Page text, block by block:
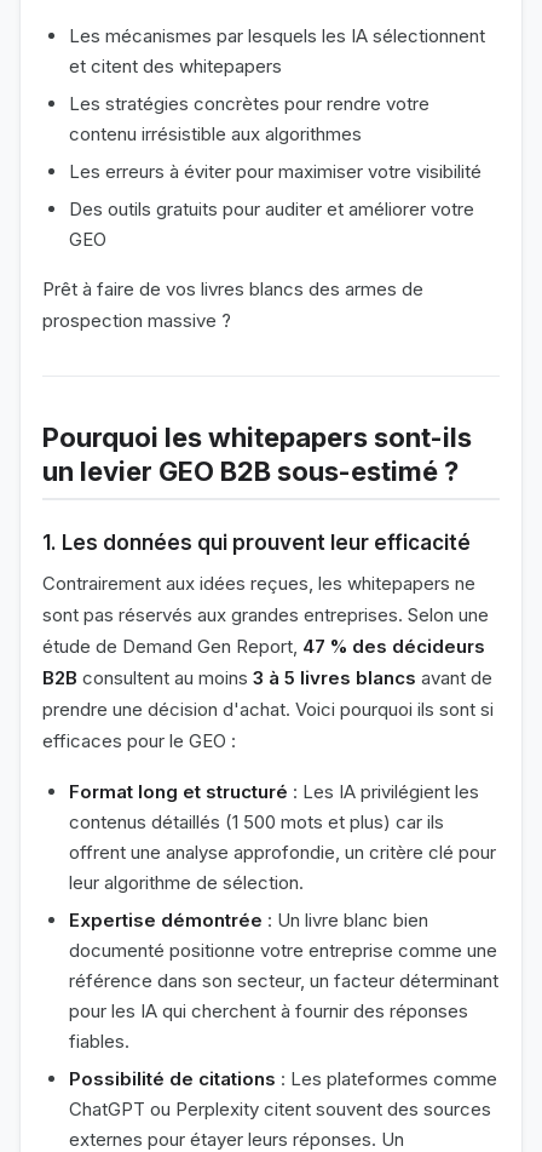
Les mécanismes par lesquels les IA sélectionnent
et citent des whitepapers
Les stratégies concrètes pour rendre votre
contenu irrésistible aux algorithmes
Les erreurs à éviter pour maximiser votre visibilité
Des outils gratuits pour auditer et améliorer votre
GEO
Prêt à faire de vos livres blancs des armes de
prospection massive ?
Pourquoi les whitepapers sont-ils
un levier GEO B2B sous-estimé ?
1. Les données qui prouvent leur efficacité
Contrairement aux idées reçues, les whitepapers ne
sont pas réservés aux grandes entreprises. Selon une
étude de Demand Gen Report, 47 % des décideurs
B2B consultent au moins 3 à 5 livres blancs avant de
prendre une décision d'achat. Voici pourquoi ils sont si
efficaces pour le GEO :
Format long et structuré : Les IA privilégient les
contenus détaillés (1 500 mots et plus) car ils
offrent une analyse approfondie, un critère clé pour
leur algorithme de sélection.
Expertise démontrée : Un livre blanc bien
documenté positionne votre entreprise comme une
référence dans son secteur, un facteur déterminant
pour les IA qui cherchent à fournir des réponses
fiables.
Possibilité de citations : Les plateformes comme
ChatGPT ou Perplexity citent souvent des sources
externes pour étayer leurs réponses. Un